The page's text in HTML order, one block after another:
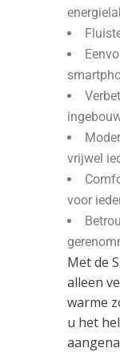
vrijwel
voor
Met de
alleen
warme
u het